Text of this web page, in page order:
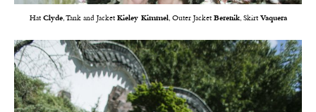
Hat Clyde, Tank and Jacket Kieley Kimmel, Outer Jacket Berenik, Skirt Vaquera